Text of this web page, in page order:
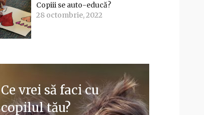
Copiii se auto-educă?
28 octombrie, 2022
Ce vrei să faci cu
copilul tău?